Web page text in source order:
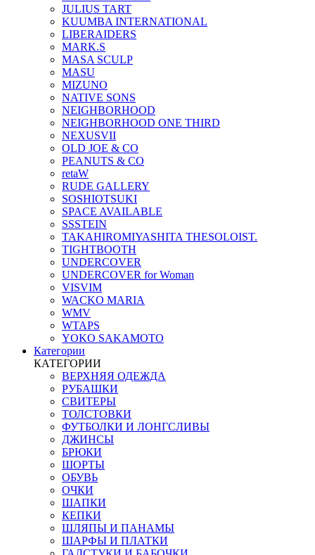
JULIUS TART
KUUMBA INTERNATIONAL
LIBERAIDERS
MARK.S
MASA SCULP
MASU
MIZUNO
NATIVE SONS
NEIGHBORHOOD
NEIGHBORHOOD ONE THIRD
NEXUSVII
OLD JOE & CO
PEANUTS & CO
retaW
RUDE GALLERY
SOSHIOTSUKI
SPACE AVAILABLE
SSSTEIN
TAKAHIROMIYASHITA THESOLOIST.
TIGHTBOOTH
UNDERCOVER
UNDERCOVER for Woman
VISVIM
WACKO MARIA
WMV
WTAPS
YOKO SAKAMOTO
Категории
КАТЕГОРИИ
ВЕРХНЯЯ ОДЕЖДА
РУБАШКИ
СВИТЕРЫ
ТОЛСТОВКИ
ФУТБОЛКИ И ЛОНГСЛИВЫ
ДЖИНСЫ
БРЮКИ
ШОРТЫ
ОБУВЬ
ОЧКИ
ШАПКИ
КЕПКИ
ШЛЯПЫ И ПАНАМЫ
ШАРФЫ И ПЛАТКИ